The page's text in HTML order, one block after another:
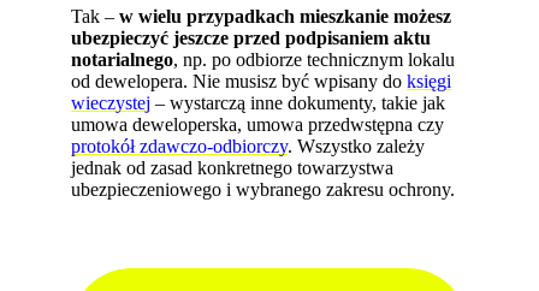
Tak –w wielu przypadkach mieszkanie możesz
ubezpieczyć jeszcze przed podpisaniem aktu
notarialnego, np. po odbiorze technicznym lokalu
od dewelopera. Nie musisz być wpisany doksięgi
wieczystej – wystarczą inne dokumenty, takie jak
umowa deweloperska, umowa przedwstępna czy
protokół zdawczo-odbiorczy. Wszystko zależy
jednak od zasad konkretnego towarzystwa
ubezpieczeniowego i wybranego zakresu ochrony.